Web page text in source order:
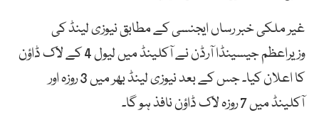
غیر ملکی خبر رساں ایجنسی کے مطابق نیوزی لینڈ کی
وزیراعظم جیسینڈا آرڈن نے آکلینڈ میں لیول 4 کے لاک ڈاؤن
کا اعلان کیا۔ جس کے بعد نیوزی لینڈ بھر میں 3 روزہ اور
آکلینڈ میں 7 روزہ لاک ڈاؤن نافذ ہو گا۔